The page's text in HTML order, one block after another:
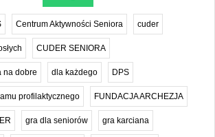
Centrum Aktywności Seniora cuder
CUDER SENIORA
na dobre dla każdego DPS
profilaktycznego FUNDACJA ARCHEZJA
gra dla seniorów gra karciana